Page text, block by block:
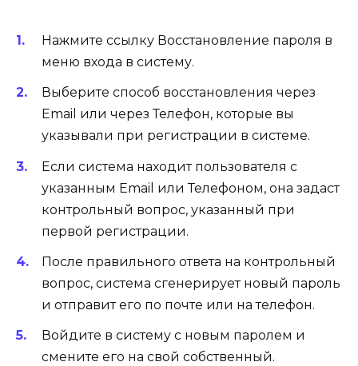
Нажмите ссылку Восстановление пароля в
меню входа в систему.
Выберите способ восстановления через
Email или через Телефон, которые вы
указывали при регистрации в системе.
Если система находит пользователя с
указанным Email или Телефоном, она задаст
контрольный вопрос, указанный при
первой регистрации.
После правильного ответа на контрольный
вопрос, система сгенерирует новый пароль
и отправит его по почте или на телефон.
Войдите в систему с новым паролем и
смените его на свой собственный.